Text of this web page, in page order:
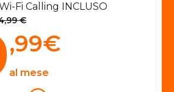
Fi Calling INCLUSO
€
,99€
al mese